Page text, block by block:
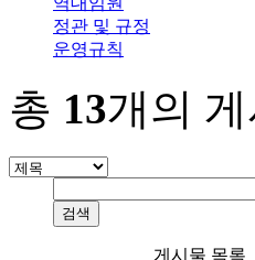
정관 및 규정
운영규칙
총 13개의
게시물 목록